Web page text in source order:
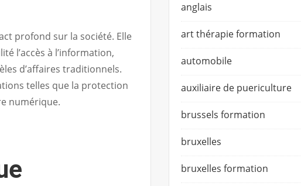
profond sur la société. Elle
l’accès à l’information,
d’affaires traditionnels.
telles que la protection
numérique.
anglais
art thérapie formation
automobile
auxiliaire de puericulture
brussels formation
bruxelles
bruxelles formation